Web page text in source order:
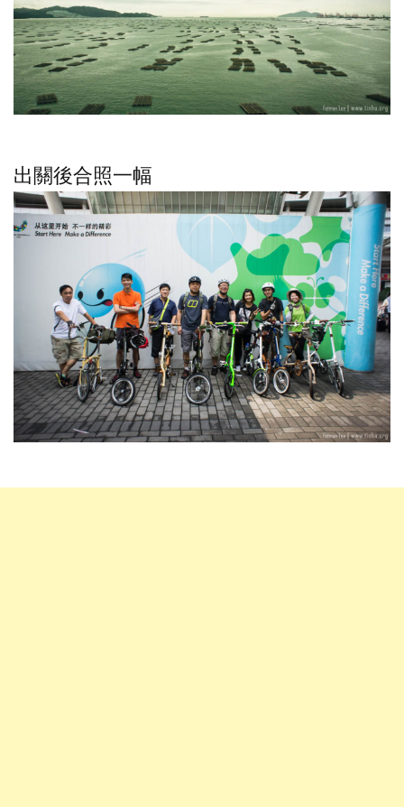
出關後合照一幅